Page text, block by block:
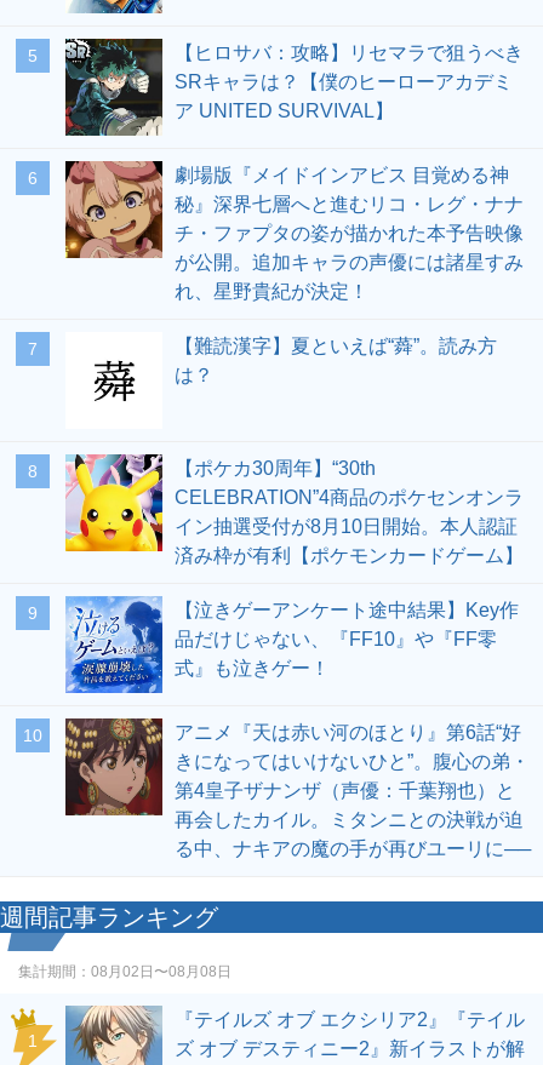
5
【ヒロサバ：攻略】リセマラで狙うべき
SRキャラは？【僕のヒーローアカデミ
ア UNITED SURVIVAL】
6
劇場版『メイドインアビス 目覚める神
秘』深界七層へと進むリコ・レグ・ナナ
チ・ファプタの姿が描かれた本予告映像
が公開。追加キャラの声優には諸星すみ
れ、星野貴紀が決定！
7
【難読漢字】夏といえば“蕣”。読み方
は？
8
【ポケカ30周年】“30th
CELEBRATION”4商品のポケセンオンラ
イン抽選受付が8月10日開始。本人認証
済み枠が有利【ポケモンカードゲーム】
9
【泣きゲーアンケート途中結果】Key作
品だけじゃない、『FF10』や『FF零
式』も泣きゲー！
10
アニメ『天は赤い河のほとり』第6話“好
きになってはいけないひと”。腹心の弟・
第4皇子ザナンザ（声優：千葉翔也）と
再会したカイル。ミタンニとの決戦が迫
る中、ナキアの魔の手が再びユーリに──
週間記事ランキング
集計期間： 08月02日〜08月08日
1
『テイルズ オブ エクシリア2』『テイル
ズ オブ デスティニー2』新イラストが解